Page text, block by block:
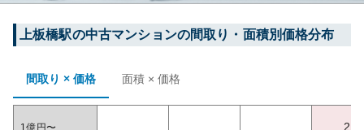
上板橋駅の中古マンションの間取り・面積別価格分布
間取り × 価格 面積 × 価格
1億円〜 2